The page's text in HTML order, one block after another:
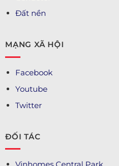
Đất nền
MẠNG XÃ HỘI
Facebook
Youtube
Twitter
ĐỐI TÁC